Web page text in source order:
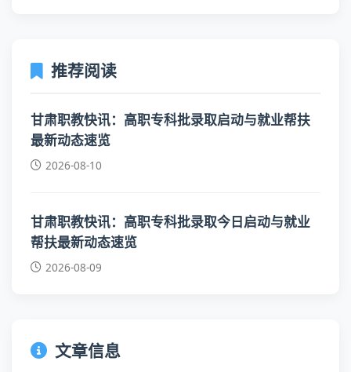
推荐阅读
甘肃职教快讯：高职专科批录取启动与就业帮扶
最新动态速览
2026-08-10
甘肃职教快讯：高职专科批录取今日启动与就业
帮扶最新动态速览
2026-08-09
文章信息